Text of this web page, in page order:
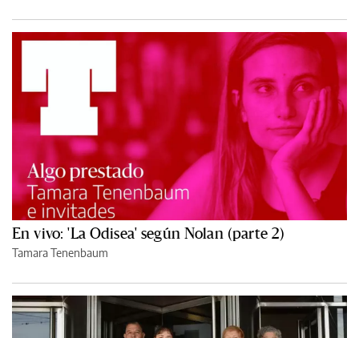
En vivo: 'La Odisea' según Nolan (parte 2)
Tamara Tenenbaum